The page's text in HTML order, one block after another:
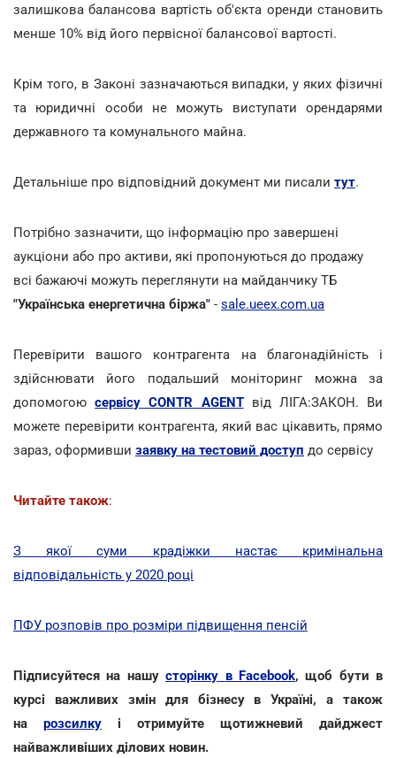
залишкова балансова вартість об'єкта оренди становить
менше 10% від його первісної балансової вартості.
Крім того, в Законі зазначаються випадки, у яких фізичні
та юридичні особи не можуть виступати орендарями
державного та комунального майна.
Детальніше про відповідний документ ми писали тут.
Потрібно зазначити, що інформацію про завершені
аукціони або про активи, які пропонуються до продажу
всі бажаючі можуть переглянути на майданчику ТБ
"Українська енергетична біржа" - sale.ueex.com.ua
Перевірити вашого контрагента на благонадійність і
здійснювати його подальший моніторинг можна за
допомогоюсервісу CONTR AGENTвід ЛІГА:ЗАКОН. Ви
можете перевірити контрагента, який вас цікавить, прямо
зараз, оформивши заявку на тестовий доступ до сервісу
Читайте також:
З якої суми крадіжки настає кримінальна
відповідальність у 2020 році
ПФУ розповів про розміри підвищення пенсій
Підписуйтеся на нашусторінку в Facebook, щоб бути в
курсі важливих змін для бізнесу в Україні, а також
на розсилку і отримуйте щотижневий дайджест
найважливіших ділових новин.